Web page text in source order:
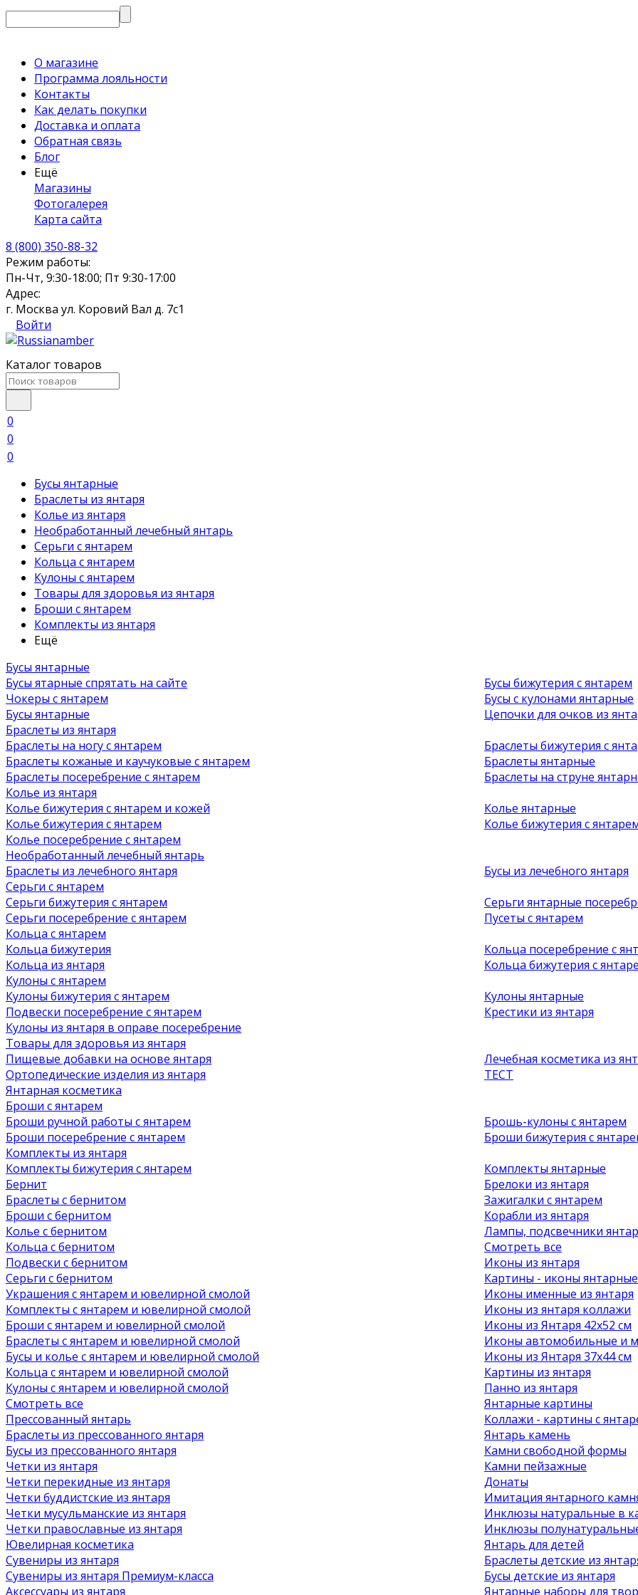
О магазине
Программа лояльности
Контакты
Как делать покупки
Доставка и оплата
Обратная связь
Блог
Ещё
Магазины
Фотогалерея
Карта сайта
8 (800) 350-88-32
Режим работы:
Пн-Чт, 9:30-18:00; Пт 9:30-17:00
Адрес:
г. Москва ул. Коровий Вал д. 7с1
Войти
Каталог товаров
0
0
0
Бусы янтарные
Браслеты из янтаря
Колье из янтаря
Необработанный лечебный янтарь
Серьги с янтарем
Кольца с янтарем
Кулоны с янтарем
Товары для здоровья из янтаря
Броши с янтарем
Комплекты из янтаря
Ещё
Бусы янтарные
Бусы ятарные спрятать на сайте
Чокеры с янтарем
Бусы янтарные
Бусы бижутерия с янтарем
Бусы с кулонами янтарные
Цепочки для очков из
Браслеты из янтаря
Браслеты на ногу с янтарем
Браслеты кожаные и каучуковые с янтарем
Браслеты посеребрение с янтарем
Браслеты бижутерия с
Браслеты янтарные
Браслеты на струне
Колье из янтаря
Колье бижутерия с янтарем и кожей
Колье бижутерия с янтарем
Колье посеребрение с янтарем
Колье янтарные
Колье бижутерия с
Необработанный лечебный янтарь
Браслеты из лечебного янтаря
Бусы из лечебного янтаря
Серьги с янтарем
Серьги бижутерия с янтарем
Серьги посеребрение с янтарем
Серьги янтарные
Пусеты с янтарем
Кольца с янтарем
Кольца бижутерия
Кольца из янтаря
Кольца посеребрение с
Кольца бижутерия с
Кулоны с янтарем
Кулоны бижутерия с янтарем
Подвески посеребрение с янтарем
Кулоны из янтаря в оправе посеребрение
Кулоны янтарные
Крестики из янтаря
Товары для здоровья из янтаря
Пищевые добавки на основе янтаря
Ортопедические изделия из янтаря
Янтарная косметика
Лечебная косметика из
ТЕСТ
Броши с янтарем
Броши ручной работы с янтарем
Броши посеребрение с янтарем
Брошь-кулоны с янтарем
Броши бижутерия с
Комплекты из янтаря
Комплекты бижутерия с янтарем
Комплекты янтарные
Бернит
Браслеты с бернитом
Броши с бернитом
Колье с бернитом
Кольца с бернитом
Подвески с бернитом
Серьги с бернитом
Украшения с янтарем и ювелирной смолой
Комплекты с янтарем и ювелирной смолой
Броши с янтарем и ювелирной смолой
Браслеты с янтарем и ювелирной смолой
Бусы и колье с янтарем и ювелирной смолой
Кольца с янтарем и ювелирной смолой
Кулоны с янтарем и ювелирной смолой
Смотреть все
Прессованный янтарь
Браслеты из прессованного янтаря
Бусы из прессованного янтаря
Четки из янтаря
Четки перекидные из янтаря
Четки буддистские из янтаря
Четки мусульманские из янтаря
Четки православные из янтаря
Ювелирная косметика
Сувениры из янтаря
Сувениры из янтаря Премиум-класса
Аксессуары из янтаря
Брелоки из янтаря
Зажигалки с янтарем
Корабли из янтаря
Лампы, подсвечники
Смотреть все
Иконы из янтаря
Картины - иконы янтарные
Иконы именные из янтаря
Иконы из янтаря коллажи
Иконы из Янтаря 42х52 см
Иконы автомобильные и
Иконы из Янтаря 37х44 см
Картины из янтаря
Панно из янтаря
Янтарные картины
Коллажи - картины с
Янтарь камень
Камни свободной формы
Камни пейзажные
Донаты
Имитация янтарного
Инклюзы натуральные в
Инклюзы
Янтарь для детей
Браслеты детские из
Бусы детские из янтаря
Янтарные наборы для